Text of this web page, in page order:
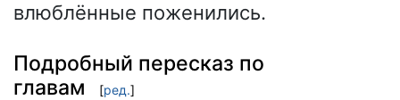
влюблённые поженились.
Подробный пересказ по
главам
[ред.]